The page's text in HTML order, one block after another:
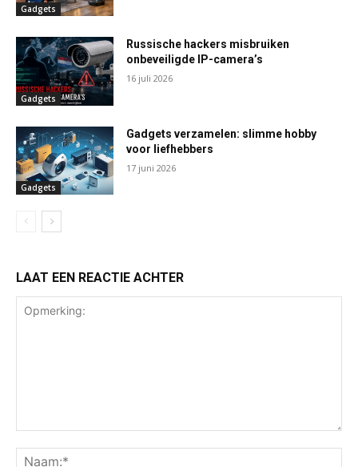
Gadgets
Gadgets
Russische hackers misbruiken
onbeveiligde IP-camera’s
16 juli 2026
Gadgets
Gadgets verzamelen: slimme hobby
voor liefhebbers
17 juni 2026
LAAT EEN REACTIE ACHTER